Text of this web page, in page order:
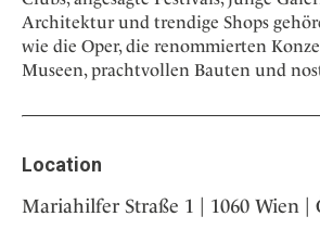
Architektur und trendige Shops
wie die Oper, die renommierten
Museen, prachtvollen Bauten und
Location
Mariahilfer Straße 1 | 1060 Wien |